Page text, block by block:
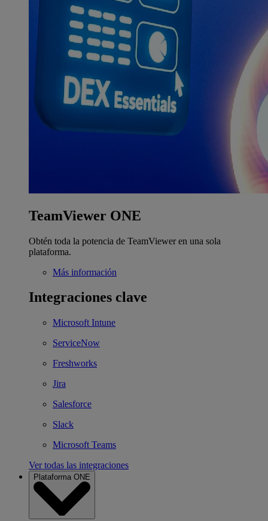
TeamViewer ONE
Obtén toda la potencia de TeamViewer en una sola
plataforma.
Más información
Integraciones clave
Microsoft Intune
ServiceNow
Freshworks
Jira
Salesforce
Slack
Microsoft Teams
Ver todas las integraciones
Plataforma ONE